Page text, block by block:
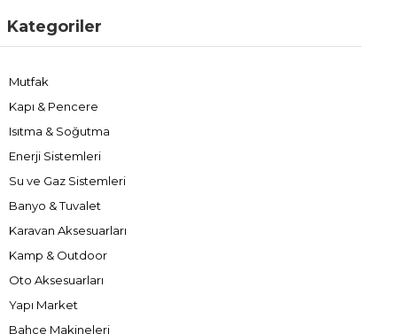
Kategoriler
Mutfak
Kapı & Pencere
Isıtma & Soğutma
Enerji Sistemleri
Su ve Gaz Sistemleri
Banyo & Tuvalet
Karavan Aksesuarları
Kamp & Outdoor
Oto Aksesuarları
Yapı Market
Bahçe Makineleri